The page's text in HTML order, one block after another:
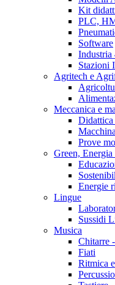
Kit
PLC,
Software
Industria
Stazioni
Agritech e
Meccanica e
Didattica
Prove
Green,
Energie
Lingue
Sussidi
Musica
Chitarre
Fiati
Ritmica